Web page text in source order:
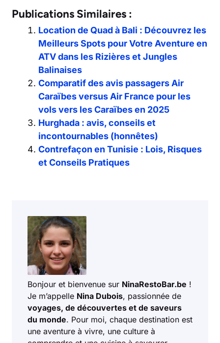
Publications Similaires :
Location de Quad à Bali : Découvrez les
Meilleurs Spots pour Votre Aventure en
ATV dans les Rizières et Jungles
Balinaises
Comparatif des avis passagers Air
Caraïbes versus Air France pour les
vols vers les Caraïbes en 2025
Hurghada : avis, conseils et
incontournables (honnêtes)
Contrefaçon en Tunisie : Lois, Risques
et Conseils Pratiques
Bonjour et bienvenue sur NinaRestoBar.be !
Je m’appelle Nina Dubois, passionnée de
voyages, de découvertes et de saveurs
du monde. Pour moi, chaque destination est
une aventure à vivre, une culture à